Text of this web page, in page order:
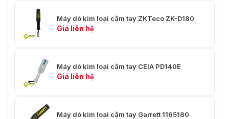
Chọn bộ sản phẩm của dò kim loại cầm tay PD140N bao
gồm sản phẩm chính cùng các vật tư kèm theo như:
Sản phẩm chính là máy dò kim loại PD140N
máy dò trong quá trình sử dụng.
Adapter sạc: Dùng để sạc pin của máy dò từ nguồn điện.
Máy dò kim loại cầm tay ZKTeco ZK-D180
Giá liên hệ
Máy dò kim loại cầm tay CEIA PD140E
Giá liên hệ
Máy dò kim loại cầm tay Garrett 1165180